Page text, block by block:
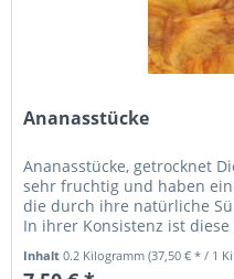
Ananasstücke
Ananasstücke, getrocknet
sehr fruchtig und haben
die durch ihre natürliche
In ihrer Konsistenz ist
Inhalt0.2 Kilogramm(37,50 € * / 1